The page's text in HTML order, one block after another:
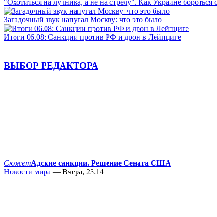
"Охотиться на лучника, а не на стрелу". Как Украине бороться
Загадочный звук напугал Москву: что это было
Итоги 06.08: Санкции против РФ и дрон в Лейпциге
ВЫБОР РЕДАКТОРА
СюжетАдские санкции. Решение Сената США
Новости мира — Вчера, 23:14